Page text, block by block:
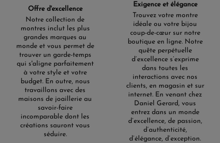
Offre d'excellence
Notre collection de
montres inclut les plus
grandes marques au
monde et vous permet de
trouver un garde-temps
qui s'aligne parfaitement
à votre style et votre
budget. En outre, nous
travaillons avec des
maisons de joaillerie au
savoir-faire
incomparable dont les
créations sauront vous
séduire.
Exigence et élégance
Trouvez votre montre
idéale ou votre bijou
coup-de-cœur sur notre
boutique en ligne. Notre
quête perpétuelle
d’excellence s’exprime
dans toutes les
interactions avec nos
clients, en magasin et sur
internet. En venant chez
Daniel Gerard, vous
entrez dans un monde
d’excellence, de passion,
d’authenticité,
d’élégance, d’exception.